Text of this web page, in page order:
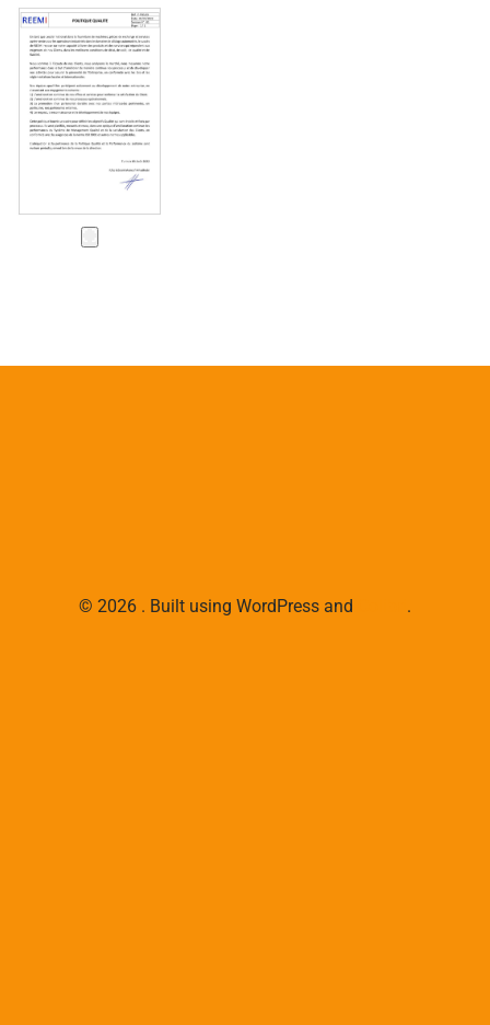
© 2026 . Built using WordPress and .